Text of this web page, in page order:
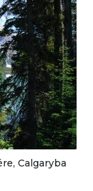
Calgaryba